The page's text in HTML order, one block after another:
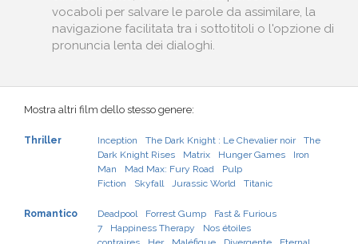
vocaboli per salvare le parole da assimilare, la
navigazione facilitata tra i sottotitoli o l'opzione di
pronuncia lenta dei dialoghi.
Mostra altri film dello stesso genere:
Thriller Inception The Dark Knight : Le Chevalier noir
The
Dark Knight Rises
Matrix Hunger Games
Iron
Man
Mad Max: Fury Road
Pulp
Fiction
Skyfall Jurassic World Titanic
Romantico Deadpool Forrest Gump
Fast & Furious
7
Happiness Therapy
Nos étoiles